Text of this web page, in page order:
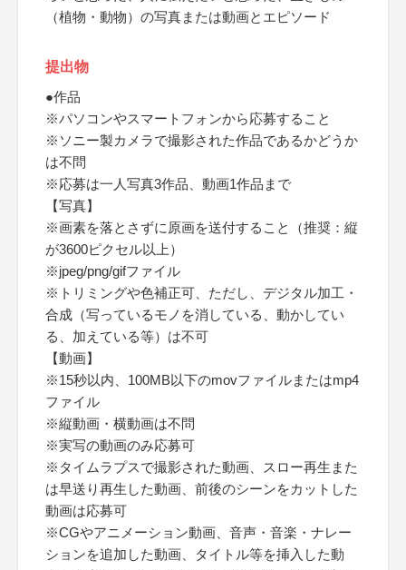
（植物・動物）の写真または動画とエピソード
提出物
●作品
※パソコンやスマートフォンから応募すること
※ソニー製カメラで撮影された作品であるかどうか
は不問
※応募は一人写真3作品、動画1作品まで
【写真】
※画素を落とさずに原画を送付すること（推奨：縦
が3600ピクセル以上）
※jpeg/png/gifファイル
※トリミングや色補正可、ただし、デジタル加工・
合成（写っているモノを消している、動かしてい
る、加えている等）は不可
【動画】
※15秒以内、100MB以下のmovファイルまたはmp4
ファイル
※縦動画・横動画は不問
※実写の動画のみ応募可
※タイムラプスで撮影された動画、スロー再生また
は早送り再生した動画、前後のシーンをカットした
動画は応募可
※CGやアニメーション動画、音声・音楽・ナレー
ションを追加した動画、タイトル等を挿入した動